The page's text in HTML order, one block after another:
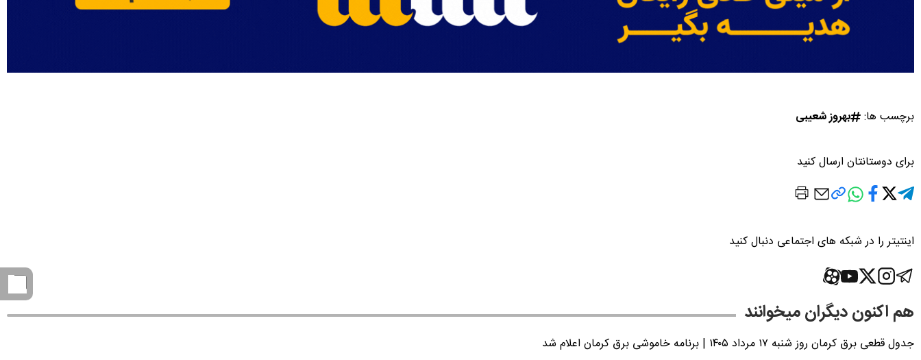
برچسب ها: بهروز شعیبی
برای دوستانتان ارسال کنید
اینتیتر را در شبکه های اجتماعی دنبال کنید
هم اکنون دیگران میخوانند
جدول قطعی برق کرمان روز شنبه ۱۷ مرداد ۱۴۰۵ | برنامه خاموشی برق کرمان اعلام شد